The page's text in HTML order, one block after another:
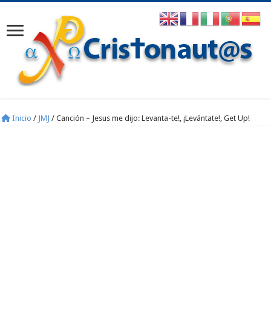
Inicio / JMJ / Canción – Jesus me dijo: Levanta-te!, ¡Levántate!, Get Up!